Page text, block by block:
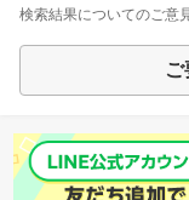
検索結果についてのご意